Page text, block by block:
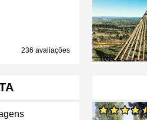
236 avaliações